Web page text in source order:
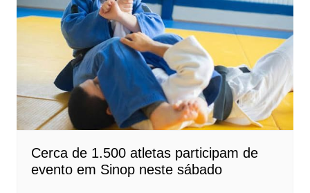
Cerca de 1.500 atletas participam de
evento em Sinop neste sábado